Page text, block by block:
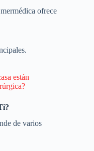
ofrece
están
de varios